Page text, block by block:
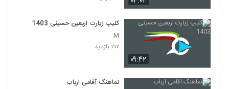
۰۹:۴۲
کلیپ زیارت اربعین حسینی 1403
M
۲۱۲ بازدید
نماهنگ آقامی ارباب